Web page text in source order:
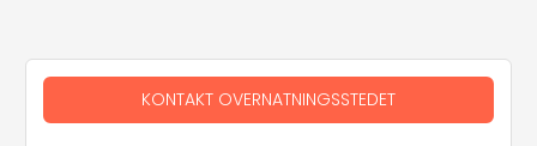
KONTAKT OVERNATNINGSSTEDET